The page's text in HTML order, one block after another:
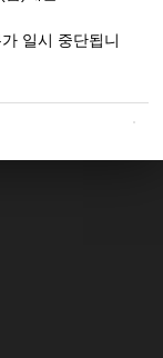
일시 중단됩니